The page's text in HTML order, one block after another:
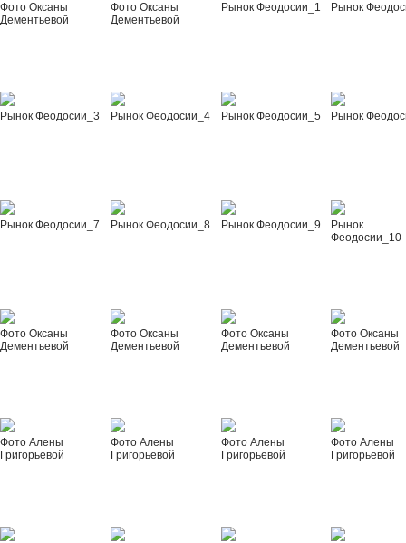
Фото Оксаны
Дементьевой
Фото Оксаны
Дементьевой
Рынок Феодосии_1 Рынок
Рынок Феодосии_3 Рынок Феодосии_4 Рынок Феодосии_5 Рынок
Рынок Феодосии_7 Рынок Феодосии_8 Рынок Феодосии_9
Рынок
Феодосии_10
Фото Оксаны
Дементьевой
Фото Оксаны
Дементьевой
Фото Оксаны
Дементьевой
Фото Оксаны
Дементьевой
Фото Алены
Григорьевой
Фото Алены
Григорьевой
Фото Алены
Григорьевой
Фото Алены
Григорьевой